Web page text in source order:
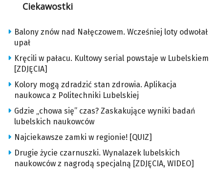
Ciekawostki
Balony znów nad Nałęczowem. Wcześniej loty odwołał
upał
Kręcili w pałacu. Kultowy serial powstaje w Lubelskiem
[ZDJĘCIA]
Kolory mogą zdradzić stan zdrowia. Aplikacja
naukowca z Politechniki Lubelskiej
Gdzie „chowa się” czas? Zaskakujące wyniki badań
lubelskich naukowców
Najciekawsze zamki w regionie! [QUIZ]
Drugie życie czarnuszki. Wynalazek lubelskich
naukowców z nagrodą specjalną [ZDJĘCIA, WIDEO]